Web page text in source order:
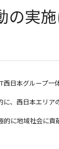
実施
日本グループ一
、西日本エリア
に地域社会に貢